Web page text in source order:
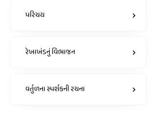
પરિચય
રેખાખંડનું વિભાજન
વર્તુળના સ્પર્શકની રચના